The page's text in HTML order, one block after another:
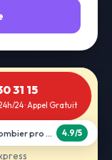
31 15
24 · Appel Gratuit
"Débouchage WC en 30 min" 5.0/5